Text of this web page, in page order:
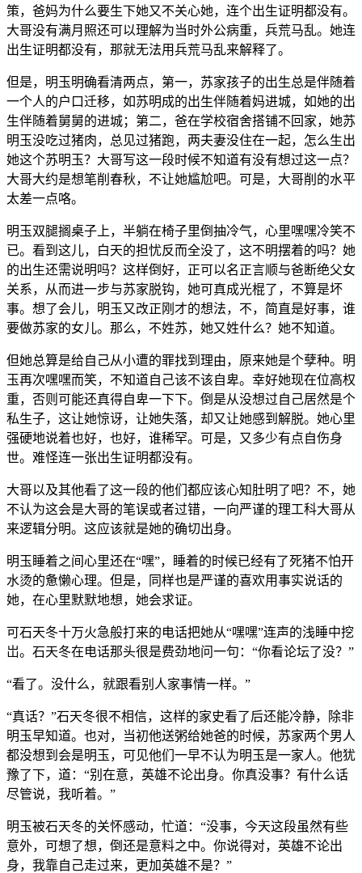
策，爸妈为什么要生下她又不关心她，连个出生证明都没有。
大哥没有满月照还可以理解为当时外公病重，兵荒马乱。她连
出生证明都没有，那就无法用兵荒马乱来解释了。
但是，明玉明确看清两点，第一，苏家孩子的出生总是伴随着
一个人的户口迁移，如苏明成的出生伴随着妈进城，如她的出
生伴随着舅舅的进城；第二，爸在学校宿舍搭铺不回家，她苏
明玉没吃过猪肉，总见过猪跑，两夫妻没住在一起，怎么生出
她这个苏明玉？大哥写这一段时候不知道有没有想过这一点？
大哥大约是想笔削春秋，不让她尴尬吧。可是，大哥削的水平
太差一点咯。
明玉双腿搁桌子上，半躺在椅子里倒抽冷气，心里嘿嘿冷笑不
已。看到这儿，白天的担忧反而全没了，这不明摆着的吗？她
的出生还需说明吗？这样倒好，正可以名正言顺与爸断绝父女
关系，从而进一步与苏家脱钩，她可真成光棍了，不算是坏
事。想了会儿，明玉又改正刚才的想法，不，简直是好事，谁
要做苏家的女儿。那么，不姓苏，她又姓什么？她不知道。
但她总算是给自己从小遭的罪找到理由，原来她是个孽种。明
玉再次嘿嘿而笑，不知道自己该不该自卑。幸好她现在位高权
重，否则可能还真得自卑一下下。倒是从没想过自己居然是个
私生子，这让她惊讶，让她失落，却又让她感到解脱。她心里
强硬地说着也好，也好，谁稀罕。可是，又多少有点自伤身
世。难怪连一张出生证明都没有。
大哥以及其他看了这一段的他们都应该心知肚明了吧？不，她
不认为这会是大哥的笔误或者过错，一向严谨的理工科大哥从
来逻辑分明。这应该就是她的确切出身。
明玉睡着之间心里还在“嘿”，睡着的时候已经有了死猪不怕开
水烫的惫懒心理。但是，同样也是严谨的喜欢用事实说话的
她，在心里默默地想，她会求证。
可石天冬十万火急般打来的电话把她从“嘿嘿”连声的浅睡中挖
岀。石天冬在电话那头很是费劲地问一句：“你看论坛了没？”
“看了。没什么，就跟看别人家事情一样。”
“真话？”石天冬很不相信，这样的家史看了后还能冷静，除非
明玉早知道。也对，当初他送粥给她爸的时候，苏家两个男人
都没想到会是明玉，可见他们一早不认为明玉是一家人。他犹
豫了下，道：“别在意，英雄不论出身。你真没事？有什么话
尽管说，我听着。”
明玉被石天冬的关怀感动，忙道：“没事，今天这段虽然有些
意外，可想了想，倒还是意料之中。你说得对，英雄不论出
身，我靠自己走过来，更加英雄不是？”